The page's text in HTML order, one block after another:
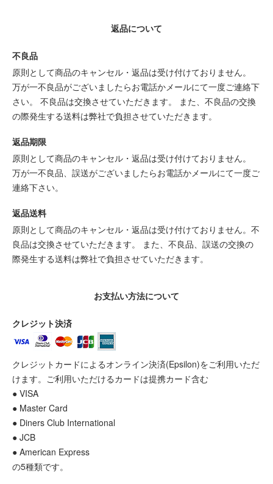
返品について
不良品
原則として商品のキャンセル・返品は受け付けておりません。
万が一不良品がございましたらお電話かメールにて一度ご連絡下
さい。 不良品は交換させていただきます。 また、不良品の交換
の際発生する送料は弊社で負担させていただきます。
返品期限
原則として商品のキャンセル・返品は受け付けておりません。
万が一不良品、誤送がございましたらお電話かメールにて一度ご
連絡下さい。
返品送料
原則として商品のキャンセル・返品は受け付けておりません。不
良品は交換させていただきます。 また、不良品、誤送の交換の
際発生する送料は弊社で負担させていただきます。
お支払い方法について
クレジット決済
クレジットカードによるオンライン決済(Epsilon)をご利用いただ
けます。ご利用いただけるカードは提携カード含む
● VISA
● Master Card
● Diners Club International
● JCB
● American Express
の5種類です。